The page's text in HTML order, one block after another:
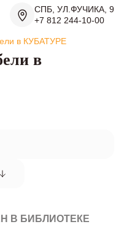
СПБ, УЛ.ФУЧИКА, 9
+7 812 244-10-00
в КУБАТУРЕ
в
В БИБЛИОТЕКЕ